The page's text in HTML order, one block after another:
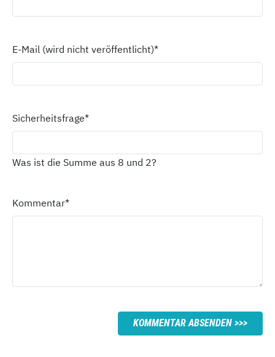
E-Mail (wird nicht veröffentlicht)*
Sicherheitsfrage*
Was ist die Summe aus 8 und 2?
Kommentar*
KOMMENTAR ABSENDEN